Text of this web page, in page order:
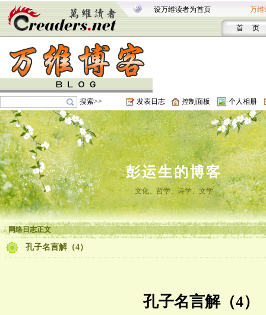
设万维读者为首页 万维
首 页
搜索>> 发表日志 控制面板 个人相册
彭运生的博客
文化、哲学、诗学、文学
网络日志正文
孔子名言解（4）
孔子名言解（4）